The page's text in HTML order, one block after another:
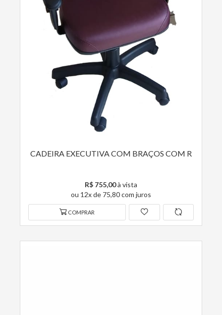
CADEIRA EXECUTIVA COM BRAÇOS COM R
R$ 755,00à vista
ou 12x de 75,80 com juros
COMPRAR